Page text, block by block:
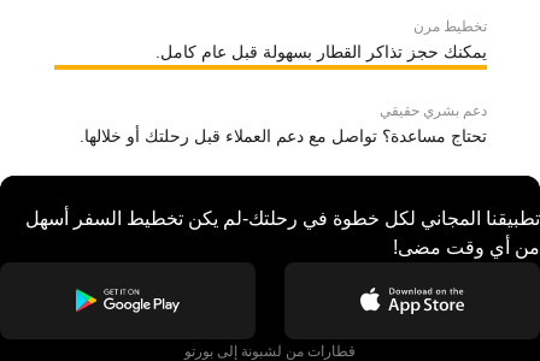
تخطيط مرن
يمكنك حجز تذاكر القطار بسهولة قبل عام كامل.
دعم بشري حقيقي
تحتاج مساعدة؟ تواصل مع دعم العملاء قبل رحلتك أو خلالها.
تطبيقنا المجاني لكل خطوة في رحلتك-لم يكن تخطيط السفر أسهل
من أي وقت مضى!
قطارات من لشبونة إلى بورتو